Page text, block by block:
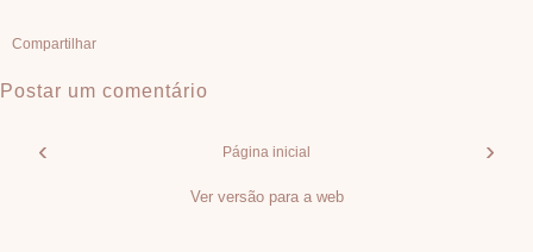
Compartilhar
Postar um comentário
‹ ›
Página inicial
Ver versão para a web